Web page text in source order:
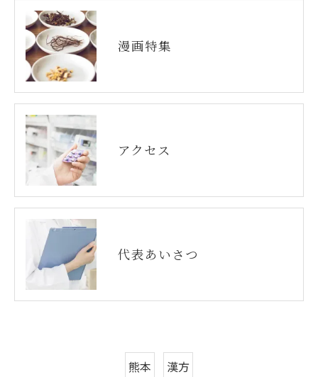
漫画特集
アクセス
代表あいさつ
熊本 漢方